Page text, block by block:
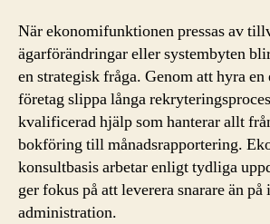
När ekonomifunktionen pressas av
ägarförändringar eller systembyten
en strategisk fråga. Genom att hyra
företag slippa långa
kvalificerad hjälp som hanterar allt
bokföring till månadsrapportering.
konsultbasis arbetar enligt tydliga
ger fokus på att leverera snarare än på
administration.